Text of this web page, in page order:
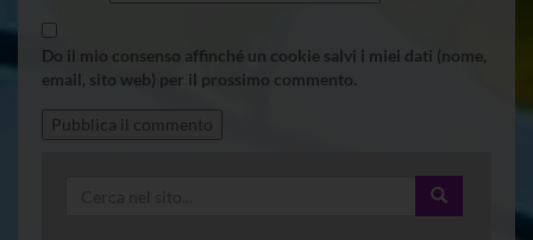
Do il mio consenso affinché un cookie salvi i miei dati (nome,
email, sito web) per il prossimo commento.